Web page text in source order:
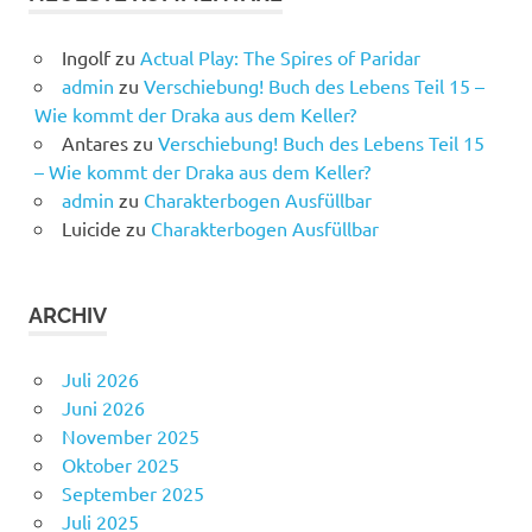
Ingolfzu Actual Play: The Spires of Paridar
admin zu Verschiebung! Buch des Lebens Teil 15 –
Wie kommt der Draka aus dem Keller?
Antareszu Verschiebung! Buch des Lebens Teil 15
– Wie kommt der Draka aus dem Keller?
admin zu Charakterbogen Ausfüllbar
Luicide zu Charakterbogen Ausfüllbar
ARCHIV
Juli 2026
Juni 2026
November 2025
Oktober 2025
September 2025
Juli 2025